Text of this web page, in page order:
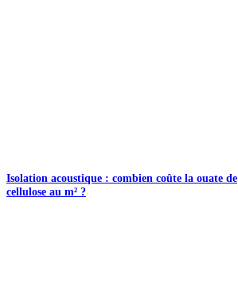
Isolation acoustique : combien coûte la ouate de
cellulose au m² ?